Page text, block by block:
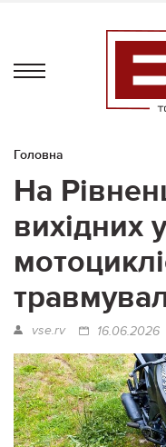
Головна
На
вихідних
vse.rv 16.06.2026